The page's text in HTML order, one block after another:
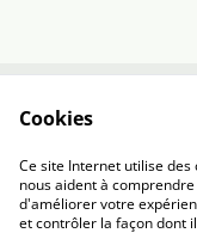
Cookies
Ce site Internet utilise des
nous aident à
d'améliorer votre
et contrôler la façon dont